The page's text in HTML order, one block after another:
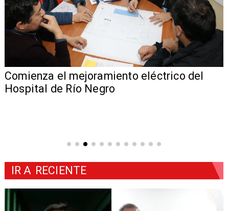
Comienza el mejoramiento eléctrico del
Hospital de Río Negro
IR A RECIENTE